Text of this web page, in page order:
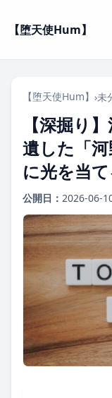
【堕天使Hum】
【堕天使Hum】 ›未
【深掘り
遺した「
に光を当
公開日： 2026-06-